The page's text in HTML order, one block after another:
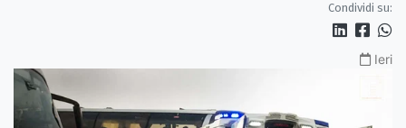
Condividi su:
Ieri